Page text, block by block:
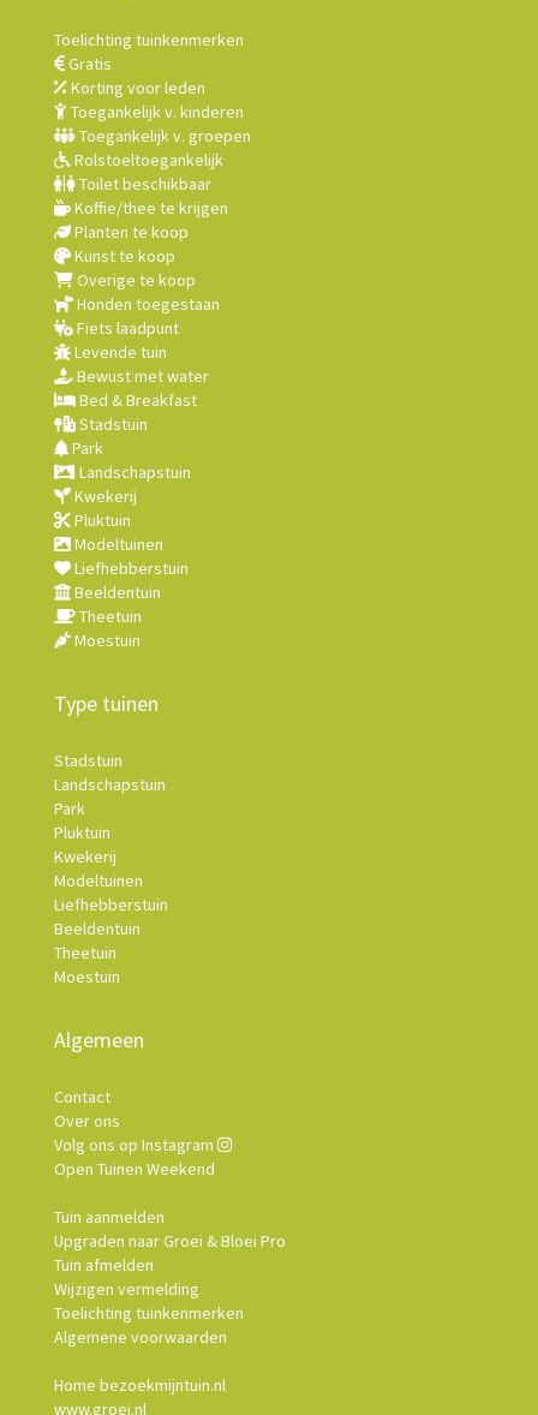
Toelichting tuinkenmerken
Gratis
Korting voor leden
Toegankelijk v. kinderen
Toegankelijk v. groepen
Rolstoeltoegankelijk
Toilet beschikbaar
Koffie/thee te krijgen
Planten te koop
Kunst te koop
Overige te koop
Honden toegestaan
Fiets laadpunt
Levende tuin
Bewust met water
Bed & Breakfast
Stadstuin
Park
Landschapstuin
Kwekerij
Pluktuin
Modeltuinen
Liefhebberstuin
Beeldentuin
Theetuin
Moestuin
Type tuinen
Stadstuin
Landschapstuin
Park
Pluktuin
Kwekerij
Modeltuinen
Liefhebberstuin
Beeldentuin
Theetuin
Moestuin
Algemeen
Contact
Over ons
Volg ons op Instagram
Open Tuinen Weekend
Tuin aanmelden
Upgraden naar Groei & Bloei Pro
Tuin afmelden
Wijzigen vermelding
Toelichting tuinkenmerken
Algemene voorwaarden
Home bezoekmijntuin.nl
www.groei.nl